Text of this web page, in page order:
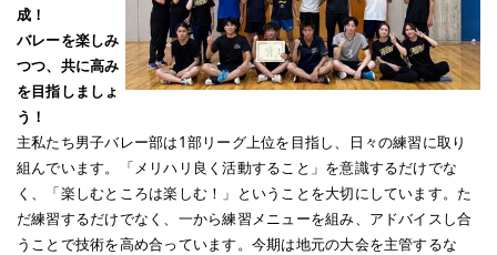
成！
バレーを楽しみ
つつ、共に高み
を目指しましょ
う！
主私たち男子バレー部は1部リーグ上位を目指し、日々の練習に取り
組んでいます。「メリハリ良く活動すること」を意識するだけでな
く、「楽しむところは楽しむ！」ということを大切にしています。た
だ練習するだけでなく、一から練習メニューを組み、アドバイスし合
うことで技術を高め合っています。今期は地元の大会を主管するな